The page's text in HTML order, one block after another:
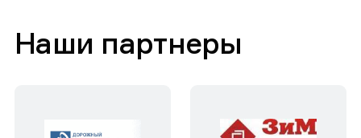
Наши партнеры